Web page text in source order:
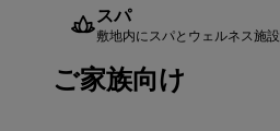
スパ
敷地内にスパとウェルネス施設
ご家族向け